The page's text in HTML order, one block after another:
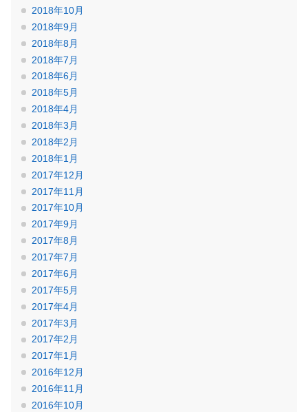
2018年10月
2018年9月
2018年8月
2018年7月
2018年6月
2018年5月
2018年4月
2018年3月
2018年2月
2018年1月
2017年12月
2017年11月
2017年10月
2017年9月
2017年8月
2017年7月
2017年6月
2017年5月
2017年4月
2017年3月
2017年2月
2017年1月
2016年12月
2016年11月
2016年10月